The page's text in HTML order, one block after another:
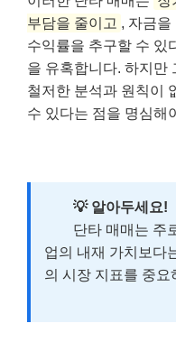
부담을 줄이고 , 자금을
수익률을 추구할 수 있
을 유혹합니다. 하지만
철저한 분석과 원칙이
수 있다는 점을 명심해
💡 알아두세요!
단타 매매는 주로
업의 내재 가치보다
의 시장 지표를 중요